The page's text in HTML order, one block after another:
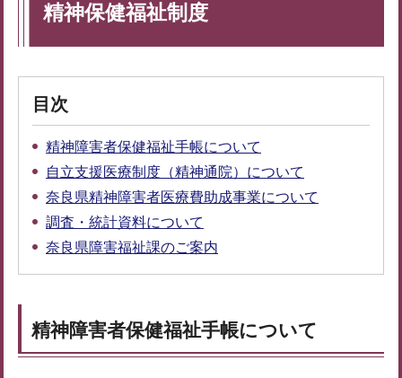
精神保健福祉制度
目次
精神障害者保健福祉手帳について
自立支援医療制度（精神通院）について
奈良県精神障害者医療費助成事業について
調査・統計資料について
奈良県障害福祉課のご案内
精神障害者保健福祉手帳について